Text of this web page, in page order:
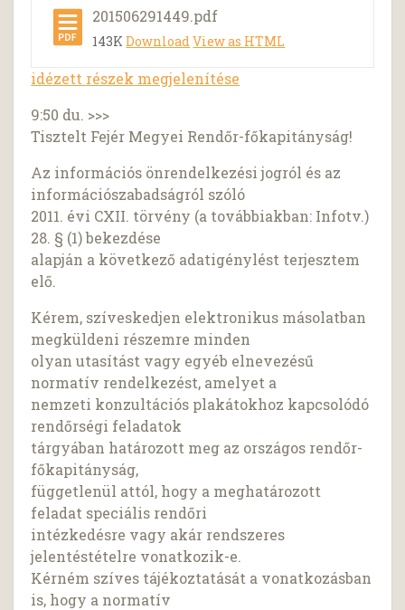
201506291449.pdf
143KDownloadView as HTML
idézett részek megjelenítése
9:50 du. >>>
Tisztelt Fejér Megyei Rendőr-főkapitányság!
Az információs önrendelkezési jogról és az
információszabadságról szóló
2011. évi CXII. törvény (a továbbiakban: Infotv.)
28. § (1) bekezdése
alapján a következő adatigénylést terjesztem
elő.
Kérem, szíveskedjen elektronikus másolatban
megküldeni részemre minden
olyan utasítást vagy egyéb elnevezésű
normatív rendelkezést, amelyet a
nemzeti konzultációs plakátokhoz kapcsolódó
rendőrségi feladatok
tárgyában határozott meg az országos rendőr-
főkapitányság,
függetlenül attól, hogy a meghatározott
feladat speciális rendőri
intézkedésre vagy akár rendszeres
jelentéstételre vonatkozik-e.
Kérném szíves tájékoztatását a vonatkozásban
is, hogy a normatív